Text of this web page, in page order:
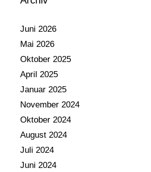
Juni 2026
Mai 2026
Oktober 2025
April 2025
Januar 2025
November 2024
Oktober 2024
August 2024
Juli 2024
Juni 2024